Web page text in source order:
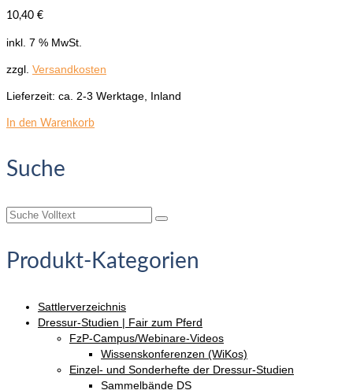
10,40 €
inkl. 7 % MwSt.
zzgl. Versandkosten
Lieferzeit: ca. 2-3 Werktage, Inland
In den Warenkorb
Suche
Suche
Produkt-Kategorien
Sattlerverzeichnis
Dressur-Studien | Fair zum Pferd
FzP-Campus/Webinare-Videos
Wissenskonferenzen (WiKos)
Einzel- und Sonderhefte der Dressur-Studien
Sammelbände DS